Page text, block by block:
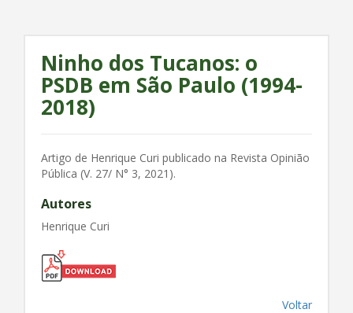
Ninho dos Tucanos: o
PSDB em São Paulo (1994-
2018)
Artigo de Henrique Curi publicado na Revista Opinião
Pública (V. 27/ N° 3, 2021).
Autores
Henrique Curi
Voltar